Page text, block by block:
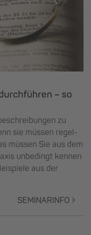
– so
zu
sie müssen regel-
müssen Sie aus dem
unbedingt kennen
aus der
SEMINARINFO